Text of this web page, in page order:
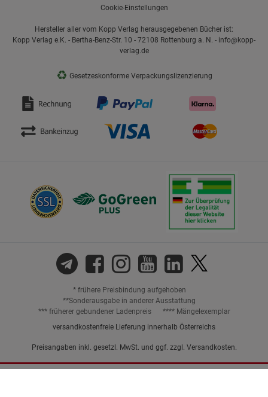
Cookie-Einstellungen
Hersteller aller vom Kopp Verlag herausgegebenen Bücher ist:
Kopp Verlag e.K. - Bertha-Benz-Str. 10 - 72108 Rottenburg a. N. - info@kopp-
verlag.de
♻ Gesetzeskonforme Verpackungslizenzierung
* frühere Preisbindung aufgehoben
**Sonderausgabe in anderer Ausstattung
*** früherer gebundener Ladenpreis
**** Mängelexemplar
versandkostenfreie Lieferung innerhalb Österreichs
Preisangaben inkl. gesetzl. MwSt. und ggf. zzgl. Versandkosten.